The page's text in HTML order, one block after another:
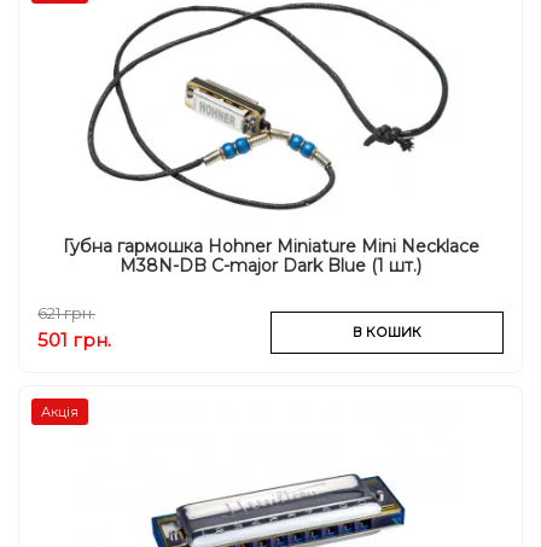
Губна гармошка Hohner Miniature Mini Necklace
M38N-DB C-major Dark Blue (1 шт.)
621 грн.
501 грн. В КОШИК
Акція